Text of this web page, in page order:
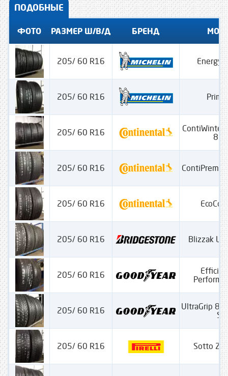
ПОДОБНЫЕ
ФОТО РАЗМЕР Ш/В/Д БРЕНД
205/ 60 R16 Energy
205/ 60 R16
205/ 60 R16
205/ 60 R16
205/ 60 R16
205/ 60 R16 Blizzak
205/ 60 R16
205/ 60 R16
UltraGrip 8
205/ 60 R16 Sotto